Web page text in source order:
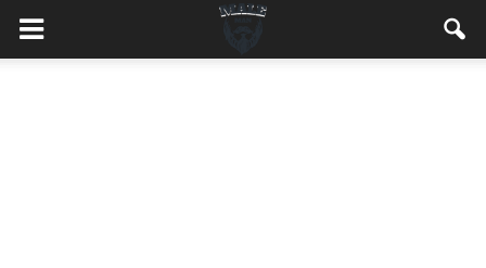
MaleMEN.pl